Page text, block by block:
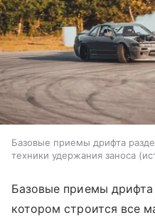
Базовые приемы дрифта
техники удержания заноса
Базовые приемы
котором строится все